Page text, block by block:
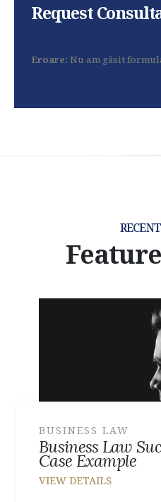
Request
Eroare: Nu am găsit
Business Law
Case Example
BUSINESS LAW